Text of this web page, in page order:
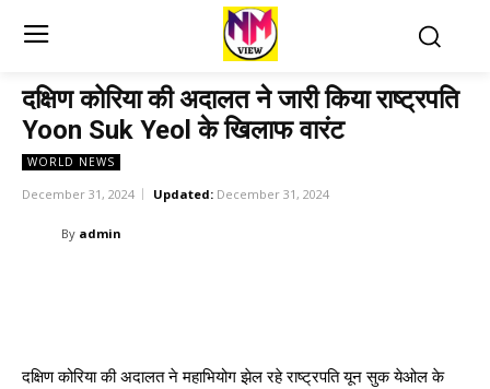
दक्षिण कोरिया की अदालत ने जारी किया राष्ट्रपति
Yoon Suk Yeol के खिलाफ वारंट
WORLD NEWS
December 31, 2024 Updated: December 31, 2024
By admin
दक्षिण कोरिया की अदालत ने महाभियोग झेल रहे राष्ट्रपति यून सुक येओल के